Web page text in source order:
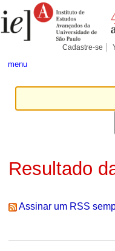
para
conteúdo.
Pessoais
Cadastre-se
menu
Resultado
Assinar um RSS